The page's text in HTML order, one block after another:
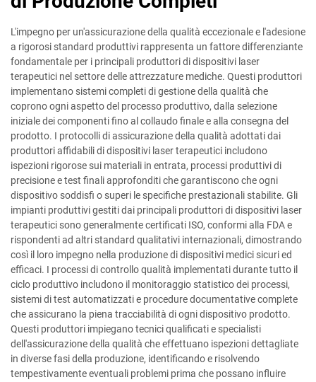
L'impegno per un'assicurazione della qualità eccezionale e l'adesione
a rigorosi standard produttivi rappresenta un fattore differenziante
fondamentale per i principali produttori di dispositivi laser
terapeutici nel settore delle attrezzature mediche. Questi produttori
implementano sistemi completi di gestione della qualità che
coprono ogni aspetto del processo produttivo, dalla selezione
iniziale dei componenti fino al collaudo finale e alla consegna del
prodotto. I protocolli di assicurazione della qualità adottati dai
produttori affidabili di dispositivi laser terapeutici includono
ispezioni rigorose sui materiali in entrata, processi produttivi di
precisione e test finali approfonditi che garantiscono che ogni
dispositivo soddisfi o superi le specifiche prestazionali stabilite. Gli
impianti produttivi gestiti dai principali produttori di dispositivi laser
terapeutici sono generalmente certificati ISO, conformi alla FDA e
rispondenti ad altri standard qualitativi internazionali, dimostrando
così il loro impegno nella produzione di dispositivi medici sicuri ed
efficaci. I processi di controllo qualità implementati durante tutto il
ciclo produttivo includono il monitoraggio statistico dei processi,
sistemi di test automatizzati e procedure documentative complete
che assicurano la piena tracciabilità di ogni dispositivo prodotto.
Questi produttori impiegano tecnici qualificati e specialisti
dell'assicurazione della qualità che effettuano ispezioni dettagliate
in diverse fasi della produzione, identificando e risolvendo
tempestivamente eventuali problemi prima che possano influire